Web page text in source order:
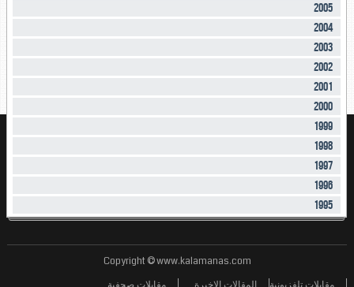
2005
2004
2003
2002
2001
2000
1999
1998
1997
1996
1995
Copyright © www.kalamanas.com